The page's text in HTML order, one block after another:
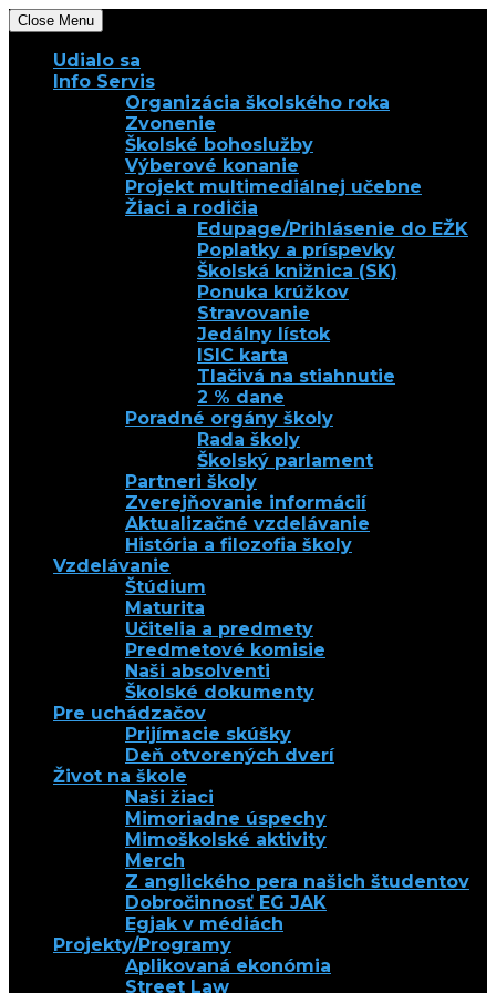
Close Menu
Udialo sa
Info Servis
Organizácia školského roka
Zvonenie
Školské bohoslužby
Výberové konanie
Projekt multimediálnej učebne
Žiaci a rodičia
Edupage/Prihlásenie do EŽK
Poplatky a príspevky
Školská knižnica (SK)
Ponuka krúžkov
Stravovanie
Jedálny lístok
ISIC karta
Tlačivá na stiahnutie
2 % dane
Poradné orgány školy
Rada školy
Školský parlament
Partneri školy
Zverejňovanie informácií
Aktualizačné vzdelávanie
História a filozofia školy
Vzdelávanie
Štúdium
Maturita
Učitelia a predmety
Predmetové komisie
Naši absolventi
Školské dokumenty
Pre uchádzačov
Prijímacie skúšky
Deň otvorených dverí
Život na škole
Naši žiaci
Mimoriadne úspechy
Mimoškolské aktivity
Merch
Z anglického pera našich študentov
Dobročinnosť EG JAK
Egjak v médiách
Projekty/Programy
Aplikovaná ekonómia
Street Law